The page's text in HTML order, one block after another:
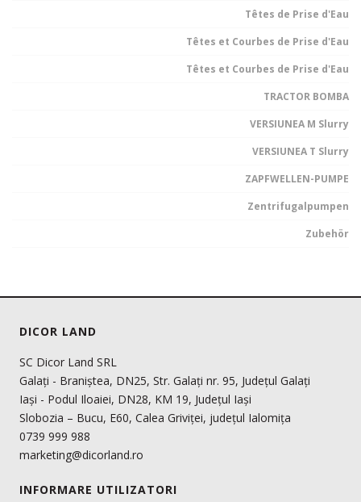
Têtes de Prise d'Eau
Têtes et Courbes de Prise d'Eau
Têtes et Courbes de Prise d'Eau
TRACTOR BOMBA
VERSIUNEA M Slurry
VERSIUNEA T Slurry
ZAPFWELLEN-PUMPE
Zentrifugalpumpen
Zubehör
DICOR LAND
SC Dicor Land SRL
Galați - Braniștea, DN25, Str. Galați nr. 95, Județul Galați
Iași - Podul Iloaiei, DN28, KM 19, Județul Iași
Slobozia – Bucu, E60, Calea Griviței, județul Ialomița
0739 999 988
marketing@dicorland.ro
INFORMARE UTILIZATORI